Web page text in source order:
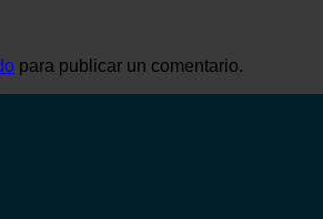
para publicar un comentario.